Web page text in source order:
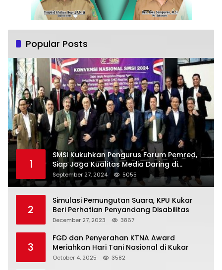
Popular Posts
1
SMSI Kukuhkan Pengurus Forum Pemred,
Siap Jaga Kualitas Media Daring di
Indonesia
September 27, 2024 5055
2
Simulasi Pemungutan Suara, KPU Kukar
Beri Perhatian Penyandang Disabilitas
December 27, 2023 3867
3
FGD dan Penyerahan KTNA Award
Meriahkan Hari Tani Nasional di Kukar
October 4, 2025 3582